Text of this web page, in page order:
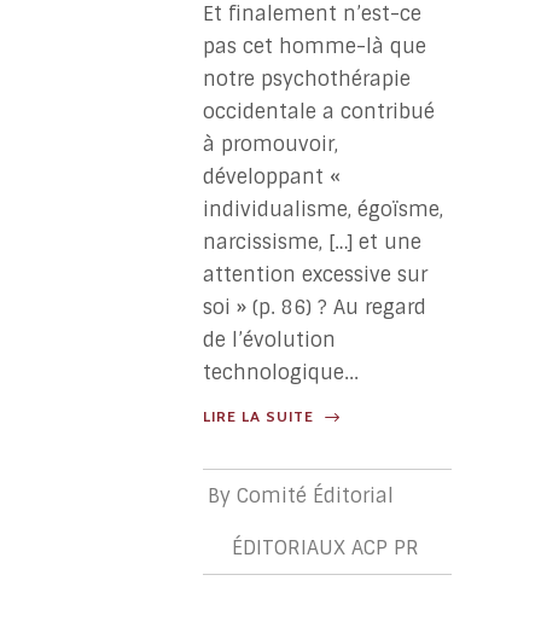
Et finalement n’est-ce
pas cet homme-là que
notre psychothérapie
occidentale a contribué
à promouvoir,
développant «
individualisme, égoïsme,
narcissisme, […] et une
attention excessive sur
soi » (p. 86) ? Au regard
de l’évolution
technologique...
LIRE LA SUITE
By Comité Éditorial
ÉDITORIAUX ACP PR